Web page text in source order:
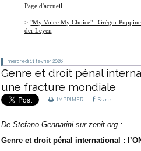
Page d'accueil
"My Voice My Choice" : Grégor
der Leyen
mercredi 11 février 2026
Genre et droit pénal
une fracture mondiale
IMPRIMER Share
De Stefano Gennarini sur zenit.org :
Genre et droit pénal international :